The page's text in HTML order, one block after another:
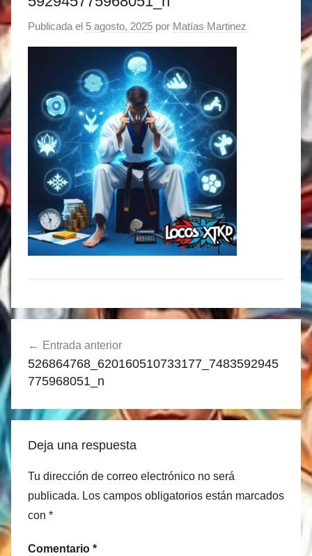
Publicada el 5 agosto, 2025 por Matías Martinez
de
entradas
Entrada anterior
526864768_620160510733177_7483592945
775968051_n
Deja una respuesta
Tu dirección de correo electrónico no será
publicada. Los campos obligatorios están marcados
con *
Comentario *